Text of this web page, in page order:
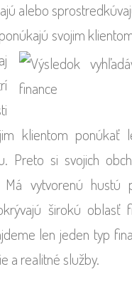
alebo
svojim
klientom ponúkať
Preto si svojich
vytvorenú hustú
širokú oblasť
len jeden typ
a realitné služby.